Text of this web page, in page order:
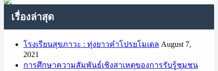
เรื่องล่าสุด
โรงเรียนสุขภาวะ : ทุ่งยาวคำโปรยโมเดล August 7,
2021
การศึกษาความสัมพันธ์เชิงสาเหตุของการรับรู้ชุมชน